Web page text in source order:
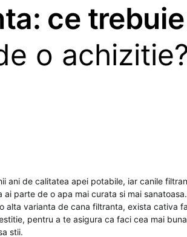
ce
o
ani de calitatea apei potabile, iar canile
parte de o apa mai curata si mai
alta varianta de cana filtranta, exista cativa
pentru a te asigura ca faci cea mai
stii.